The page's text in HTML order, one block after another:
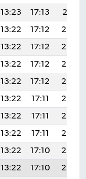
13:23 17:13
20:31
13:22 17:12
20:30
13:22 17:12
20:29
13:22 17:12
20:28
13:22 17:12
20:27
13:22 17:11
20:26
13:22 17:11
20:25
13:22 17:11
20:24
13:22 17:10
20:23
13:22 17:10
20:22